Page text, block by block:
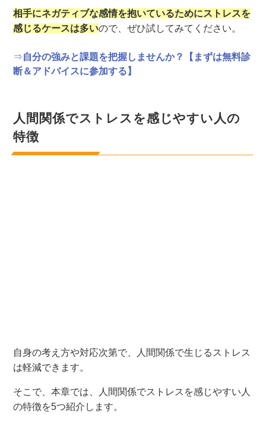
相手にネガティブな感情を抱いているためにストレスを
感じるケースは多いので、ぜひ試してみてください。
⇒自分の強みと課題を把握しませんか？【まずは無料診
断＆アドバイスに参加する】
人間関係でストレスを感じやすい人の
特徴
自身の考え方や対応次第で、人間関係で生じるストレス
は軽減できます。
そこで、本章では、人間関係でストレスを感じやすい人
の特徴を5つ紹介します。